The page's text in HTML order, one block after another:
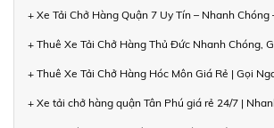
+ Xe Tải Chở Hàng Quận 7 Uy Tín – Nhanh Chóng
+ Thuê Xe Tải Chở Hàng Thủ Đức Nhanh Chóng,
+ Thuê Xe Tải Chở Hàng Hóc Môn Giá Rẻ | Gọi
+ Xe tải chở hàng quận Tân Phú giá rẻ 24/7 |